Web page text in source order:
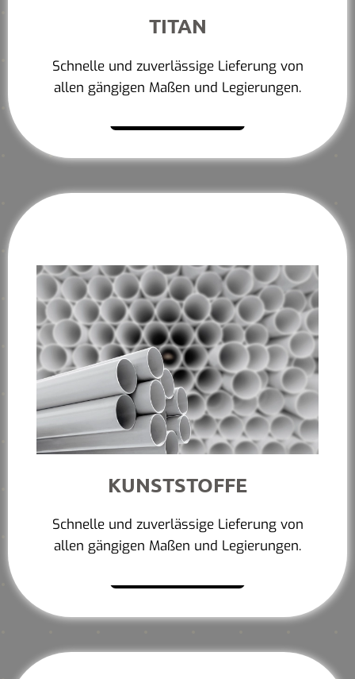
TITAN
Schnelle und zuverlässige Lieferung von
allen gängigen Maßen und Legierungen.
KUNSTSTOFFE
Schnelle und zuverlässige Lieferung von
allen gängigen Maßen und Legierungen.